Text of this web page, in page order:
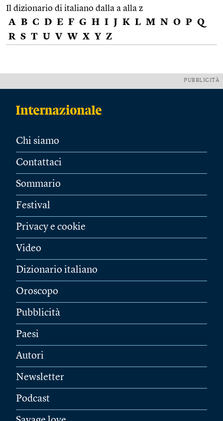
Il dizionario di italiano dalla a alla z
A B C D E F G H I J K L M N O P Q
R S T U V W X Y Z
PUBBLICITÀ
Chi siamo
Contattaci
Sommario
Festival
Privacy e cookie
Video
Dizionario italiano
Oroscopo
Pubblicità
Paesi
Autori
Newsletter
Podcast